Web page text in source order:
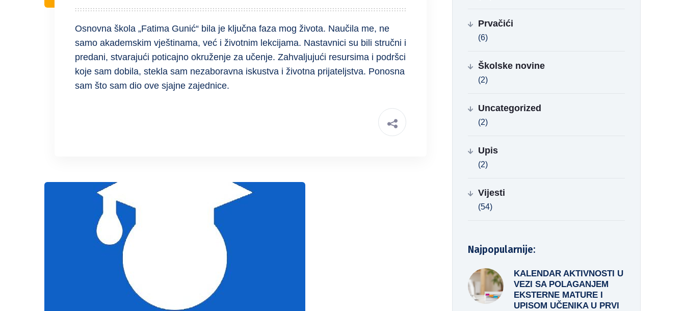
Osnovna škola „Fatima Gunić“ bila je ključna faza mog života. Naučila me, ne
samo akademskim vještinama, već i životnim lekcijama. Nastavnici su bili stručni i
predani, stvarajući poticajno okruženje za učenje. Zahvaljujući resursima i podršci
koje sam dobila, stekla sam nezaboravna iskustva i životna prijateljstva. Ponosna
sam što sam dio ove sjajne zajednice.
Prvačići
(6)
Školske novine
(2)
Uncategorized
(2)
Upis
(2)
Vijesti
(54)
Najpopularnije:
KALENDAR AKTIVNOSTI U
VEZI SA POLAGANJEM
EKSTERNE MATURE I
UPISOM UČENIKA U PRVI